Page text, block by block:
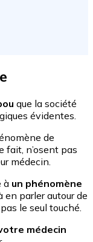
que la société
évidentes.
de
fait, n’osent pas
médecin.
à un phénomène
en parler autour de
le seul touché.
médecin